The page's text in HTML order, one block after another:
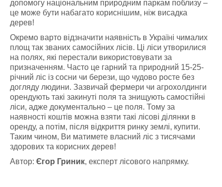
допомогу національним природним паркам поблизу –
це може бути набагато кориснішим, ніж висадка
дерев!
Окремо варто відзначити наявність в Україні чималих
площ так званих самосійних лісів. Ці ліси утворилися
на полях, які перестали використовувати за
призначенням. Часто це гарний та природний 15-25-
річний ліс із сосни чи берези, що чудово росте без
догляду людини. Зазвичай фермери чи агрохолдинги
орендують такі закинуті поля та знищують самостійні
ліси, адже документально – це поля. Тому за
наявності коштів можна взяти такі лісові ділянки в
оренду, а потім, після відкриття ринку землі, купити.
Таким чином, Ви матимете власний ліс з тисячами
здорових та корисних дерев!
Автор: Єгор Гриник, експерт лісового напрямку.